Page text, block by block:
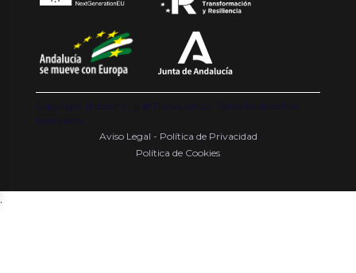
Copyright {{ date('Y') }} ® Franquishop. Todos los derechos
reservados
Aviso Legal - Política de Privacidad
Política de Cookies
.